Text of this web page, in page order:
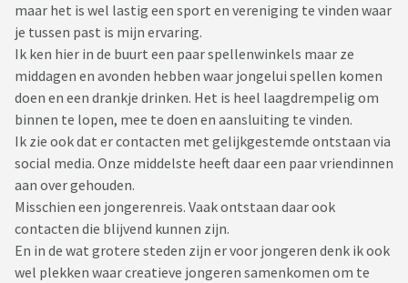
maar het is wel lastig een sport en vereniging te vinden waar
je tussen past is mijn ervaring.
Ik ken hier in de buurt een paar spellenwinkels maar ze
middagen en avonden hebben waar jongelui spellen komen
doen en een drankje drinken. Het is heel laagdrempelig om
binnen te lopen, mee te doen en aansluiting te vinden.
Ik zie ook dat er contacten met gelijkgestemde ontstaan via
social media. Onze middelste heeft daar een paar vriendinnen
aan over gehouden.
Misschien een jongerenreis. Vaak ontstaan daar ook
contacten die blijvend kunnen zijn.
En in de wat grotere steden zijn er voor jongeren denk ik ook
wel plekken waar creatieve jongeren samenkomen om te